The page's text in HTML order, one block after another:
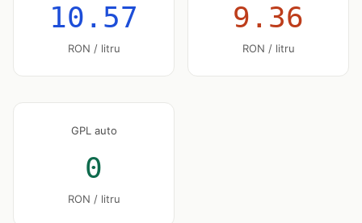
10.57
RON / litru
9.36
RON / litru
GPL auto
0
RON / litru